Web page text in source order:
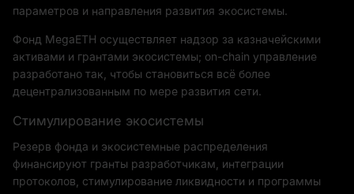
параметров и направления развития экосистемы.
Фонд MegaETH осуществляет надзор за казначейскими
активами и грантами экосистемы; on-chain управление
разработано так, чтобы становиться всё более
децентрализованным по мере развития сети.
Стимулирование экосистемы
Резерв фонда и экосистемные распределения
финансируют гранты разработчикам, интеграции
протоколов, стимулирование ликвидности и программы